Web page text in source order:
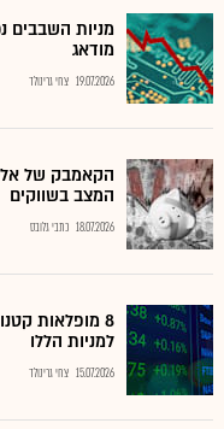
מניות השבבים
מודאג
19.07.2026 צחי גרינולד
המצב בשווקים
18.07.2026 כתבי גלובס
8 מופלאות
למניות הללו
15.07.2026 צחי גרינולד